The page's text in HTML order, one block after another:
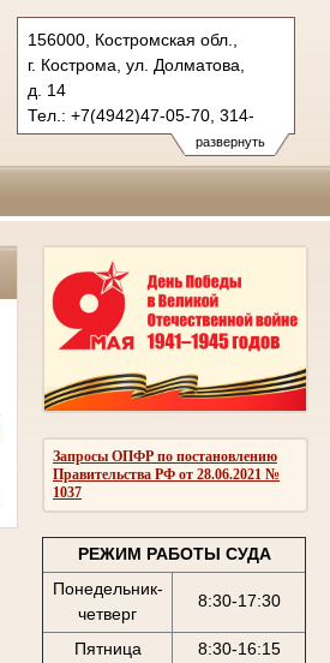
развернуть
156000, Костромская обл.,
г. Кострома, ул. Долматова,
д. 14
Тел.: +7(4942)47-05-70, 314-
082 (гр.)
370-850 (уг.), 317-521 (ф.)
Запросы ОПФР по постановлению
Правительства РФ от 28.06.2021 №
1037
РЕЖИМ РАБОТЫ СУДА
Понедельник-
четверг
8:30-17:30
Пятница
8:30-16:15